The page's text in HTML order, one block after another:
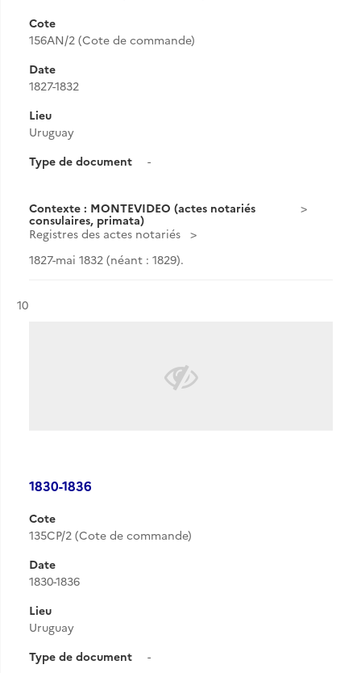
Cote
156AN/2 (Cote de commande)
Date
1827-1832
Lieu
Uruguay
Type de document
-
Contexte : MONTEVIDEO (actes notariés
consulaires, primata)
Registres des actes notariés
1827-mai 1832 (néant : 1829).
Résultat n°
10
1830-1836
Cote
135CP/2 (Cote de commande)
Date
1830-1836
Lieu
Uruguay
Type de document
-